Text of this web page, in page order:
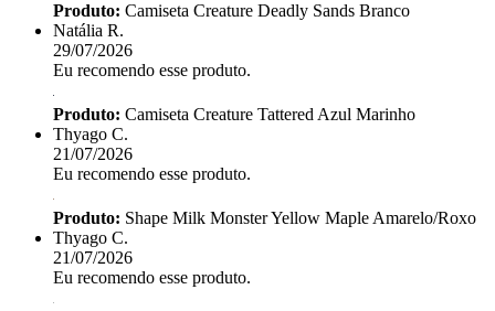
Produto: Camiseta Creature Deadly Sands Branco
Natália R.
29/07/2026
Eu recomendo esse produto.
Produto: Camiseta Creature Tattered Azul Marinho
Thyago C.
21/07/2026
Eu recomendo esse produto.
Produto: Shape Milk Monster Yellow Maple Amarelo/Roxo
Thyago C.
21/07/2026
Eu recomendo esse produto.